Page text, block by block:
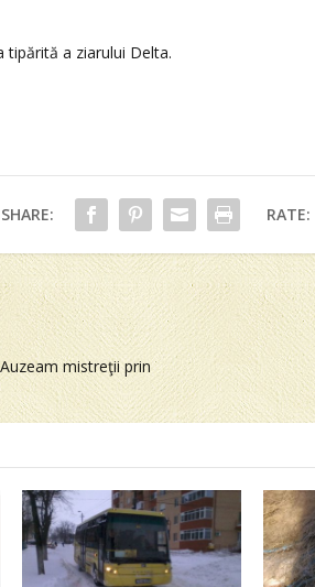
tipărită a ziarului Delta.
SHARE: RATE:
mistreţii prin